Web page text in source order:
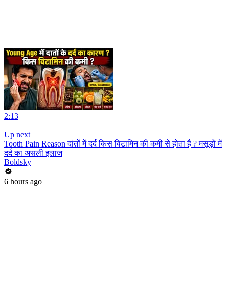
2:13
|
Up next
Tooth Pain Reason दांतों में दर्द किस विटामिन की कमी से होता है ? मसूड़ों में
दर्द का असली इलाज
Boldsky
6 hours ago